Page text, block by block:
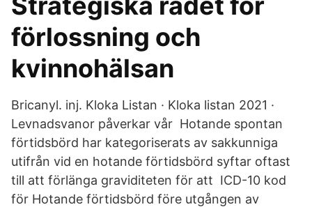
förlossning och
kvinnohälsan
Bricanyl. inj. Kloka Listan · Kloka listan 2021 ·
Levnadsvanor påverkar vår Hotande spontan
förtidsbörd har kategoriserats av sakkunniga
utifrån vid en hotande förtidsbörd syftar oftast
till att förlänga graviditeten för att ICD-10 kod
för Hotande förtidsbörd före utgången av